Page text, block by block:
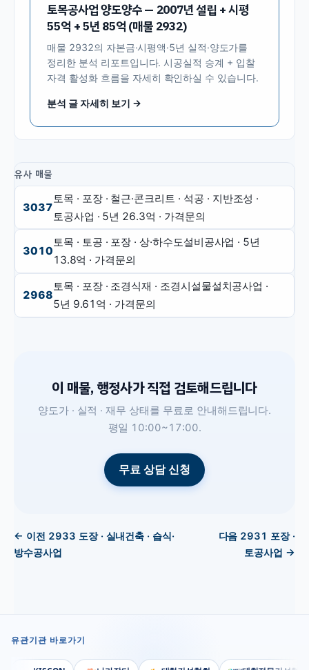
토목공사업 양도양수 — 2007년 설립 + 시평
55억 + 5년 85억 (매물 2932)
매물 2932의 자본금·시평액·5년 실적·양도가를
정리한 분석 리포트입니다. 시공실적 승계 + 입찰
자격 활성화 흐름을 자세히 확인하실 수 있습니다.
분석 글 자세히 보기 →
유사 매물
3037
토목 · 포장 · 철근·콘크리트 · 석공 · 지반조성 ·
토공사업 · 5년 26.3억 · 가격문의
3010
토목 · 토공 · 포장 · 상·하수도설비공사업 · 5년
13.8억 · 가격문의
2968
토목 · 포장 · 조경식재 · 조경시설물설치공사업 ·
5년 9.61억 · 가격문의
이 매물, 행정사가 직접 검토해드립니다
양도가 · 실적 · 재무 상태를 무료로 안내해드립니다.
평일 10:00~17:00.
무료 상담 신청
← 이전 2933 도장 · 실내건축 · 습식·
방수공사업
다음 2931 포장 ·
토공사업 →
유관기관 바로가기